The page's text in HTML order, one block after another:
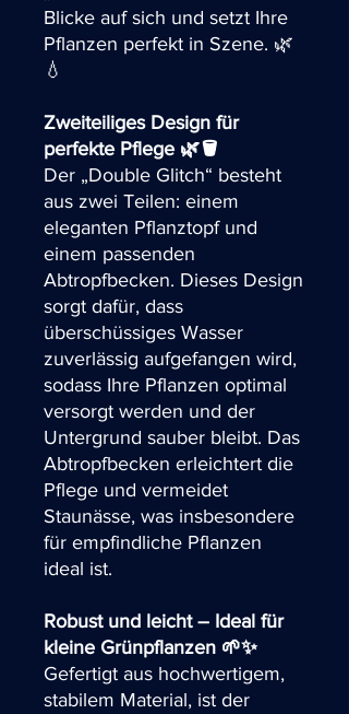
Blicke auf sich und setzt Ihre
Pflanzen perfekt in Szene. 🌿
💧
Zweiteiliges Design für
perfekte Pflege 🌿🪣
Der „Double Glitch“ besteht
aus zwei Teilen: einem
eleganten Pflanztopf und
einem passenden
Abtropfbecken. Dieses Design
sorgt dafür, dass
überschüssiges Wasser
zuverlässig aufgefangen wird,
sodass Ihre Pflanzen optimal
versorgt werden und der
Untergrund sauber bleibt. Das
Abtropfbecken erleichtert die
Pflege und vermeidet
Staunässe, was insbesondere
für empfindliche Pflanzen
ideal ist.
Robust und leicht – Ideal für
kleine Grünpflanzen 🌱✨
Gefertigt aus hochwertigem,
stabilem Material, ist der